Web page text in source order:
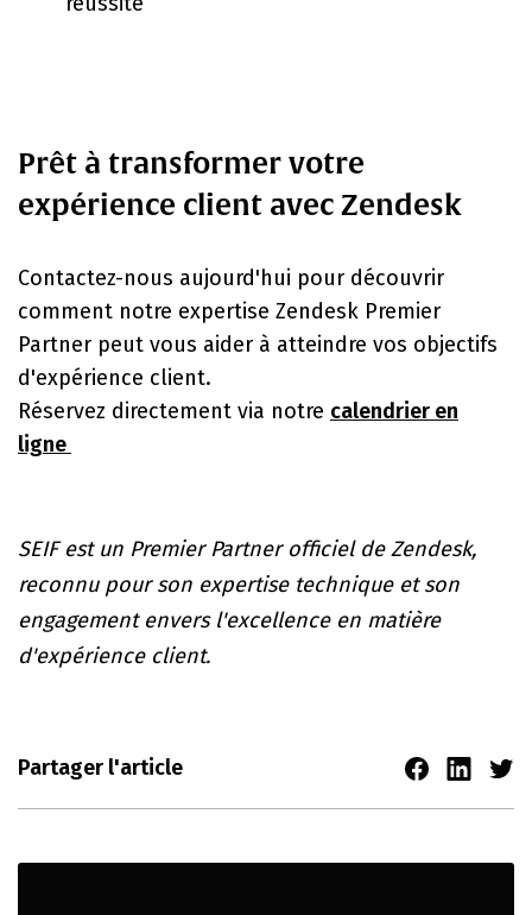
Prêt à transformer votre
expérience client avec Zendesk
Contactez-nous aujourd'hui pour découvrir
comment notre expertise Zendesk Premier
Partner peut vous aider à atteindre vos objectifs
d'expérience client.
Réservez directement via notre calendrier en
ligne
SEIF est un Premier Partner officiel de Zendesk,
reconnu pour son expertise technique et son
engagement envers l'excellence en matière
d'expérience client.
Partager l'article